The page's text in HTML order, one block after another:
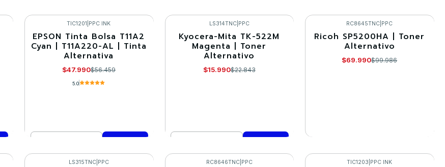
Comprar ahora
Comprar ahora
Comprar ahora
-15%
TIC1201 PPC INK
EPSON Tinta Bolsa T11A2
Cyan | T11A220-AL | Tinta
Alternativa
$47.990$56.459
5.0
Comprar ahora
-30%
LS314TNC| PPC
Kyocera-Mita TK-522M
Magenta | Toner
Alternativo
$15.990$22.843
Comprar ahora
-30%
RC8645TNC PPC
Ricoh SP5200HA | Toner
Alternativo
$69.990$99.986
VER DETALLES
LS315TNC| PPC RC8646TNC| PPC TIC1203 PPC INK